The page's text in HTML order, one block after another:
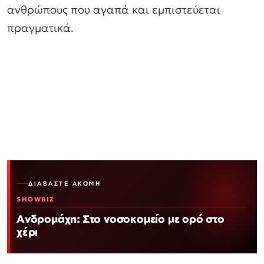
ανθρώπους που αγαπά και εμπιστεύεται
πραγματικά.
ΔΙΑΒΆΣΤΕ ΑΚΌΜΗ
SHOWBIZ
Ανδρομάχη: Στο νοσοκομείο με ορό στο
χέρι